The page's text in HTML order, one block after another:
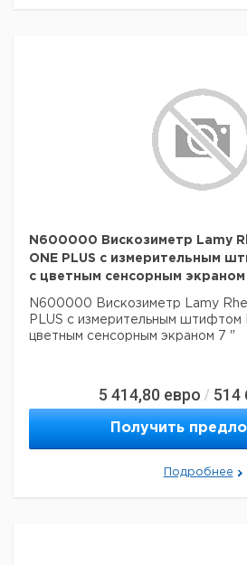
N600000 Вискозиметр Lamy
ONE PLUS с измерительным
с цветным сенсорным экраном
N600000 Вискозиметр Lamy
PLUS с измерительным штифтом
цветным сенсорным экраном 7 "
5 414,80 евро / 514
Получить
Подробнее